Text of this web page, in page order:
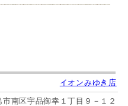
イオンみゆき店
市南区宇品御幸１丁目９－１２